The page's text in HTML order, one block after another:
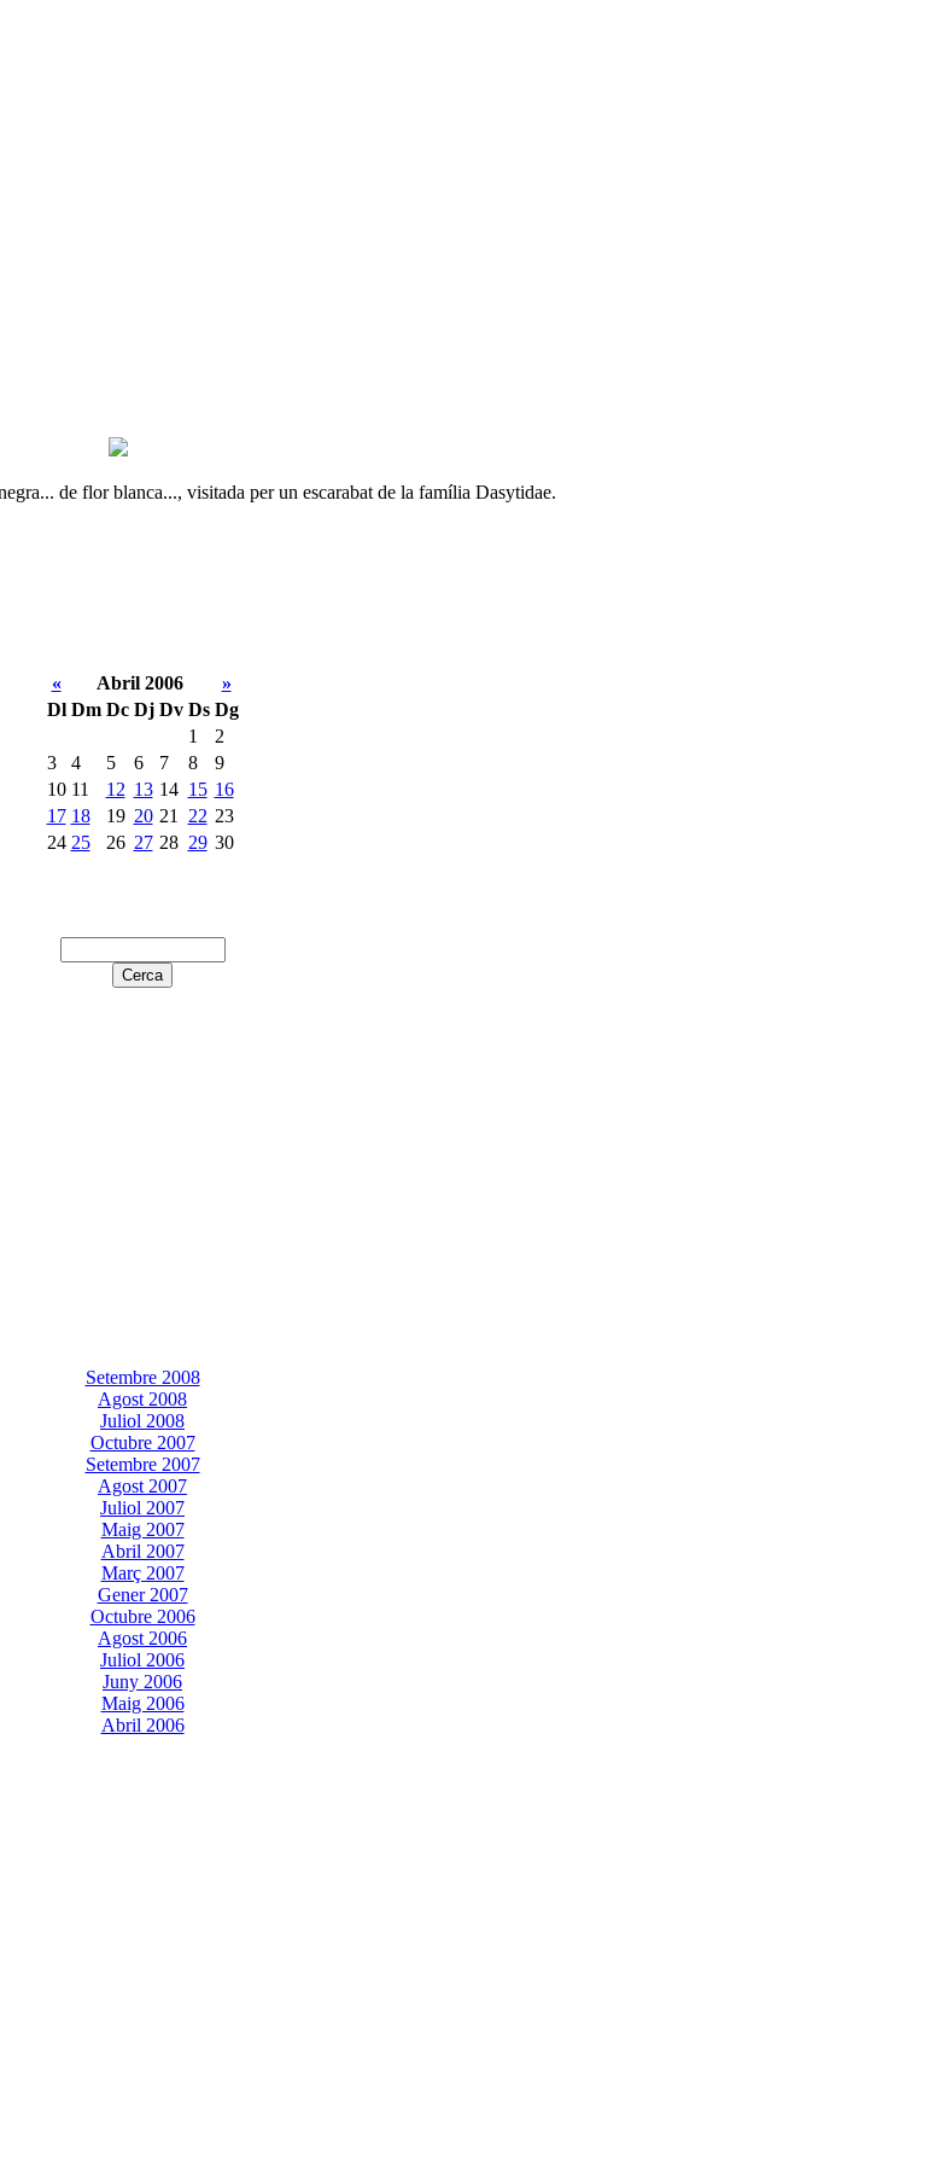
de flor blanca..., visitada per un escarabat de la família Dasytidae.
« Abril 2006
»
Dl Dm Dc Dj Dv Ds Dg
1
2
3
4 5 6 7 8
9
10 11 12 13 14 15 16
17 18 19 20 21 22 23
24 25 26 27 28 29 30
Setembre 2008
Agost 2008
Juliol 2008
Octubre 2007
Setembre 2007
Agost 2007
Juliol 2007
Maig 2007
Abril 2007
Març 2007
Gener 2007
Octubre 2006
Agost 2006
Juliol 2006
Juny 2006
Maig 2006
Abril 2006